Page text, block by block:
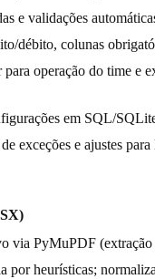
e validações
débito, colunas
operação do time e
em SQL/
exceções e ajustes
via PyMuPDF
por heurísticas;